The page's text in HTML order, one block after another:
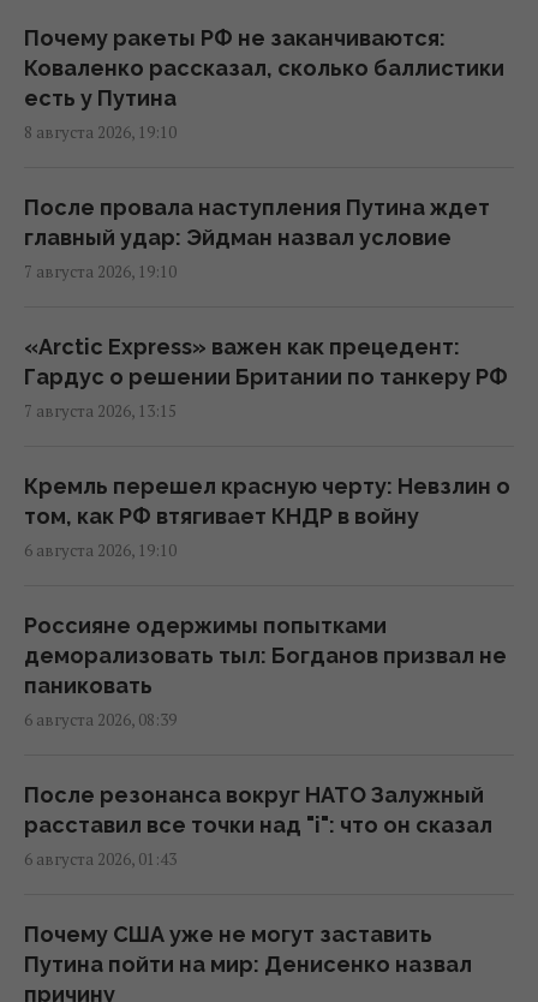
Задержка до 10 часов: из-за обстрелов
ряд поездов курсирует с задержками
19:06 пятница, 07 августа 2026
Вперед в прошлое: из-за войны небольшие
магазины заменят супермаркеты, –
эксперт
Рынок "лихорадит": квадратные метры в
новостройках дорожают, несмотря на
В двух районах Киева исчез свет: в ДТЭК
Фейковые скидки и ценовые ловушки:
юрист раскрыл, как супермаркеты вводят
Россияне массированно атаковали
17:27 пятница, 07 августа 2026
Почему ракеты РФ не заканчиваются:
Коваленко рассказал, сколько баллистики
есть у Путина
8 августа 2026, 19:10
После провала наступления Путина ждет
главный удар: Эйдман назвал условие
7 августа 2026, 19:10
«Arctic Express» важен как прецедент:
Гардус о решении Британии по танкеру РФ
7 августа 2026, 13:15
Кремль перешел красную черту: Невзлин о
том, как РФ втягивает КНДР в войну
6 августа 2026, 19:10
Россияне одержимы попытками
деморализовать тыл: Богданов призвал не
паниковать
6 августа 2026, 08:39
После резонанса вокруг НАТО Залужный
расставил все точки над "i": что он сказал
6 августа 2026, 01:43
Почему США уже не могут заставить
Путина пойти на мир: Денисенко назвал
причину